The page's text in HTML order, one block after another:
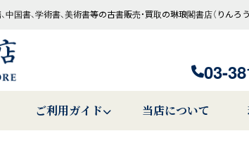
、学術書、美術書等の古書販売・買取の琳琅閣書店（りんろう
03-
ご利用ガイド 当店について